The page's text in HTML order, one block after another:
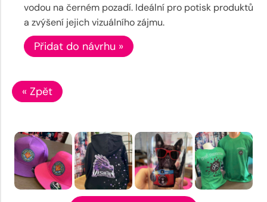
vodou na černém pozadí. Ideální pro potisk produktů
a zvýšení jejich vizuálního zájmu.
Přidat do návrhu »
« Zpět